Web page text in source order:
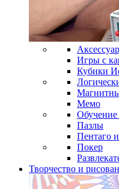
Игры с
Кубики
Мемо
Обучение
Пазлы
Пентаго
Покер
Творчество и